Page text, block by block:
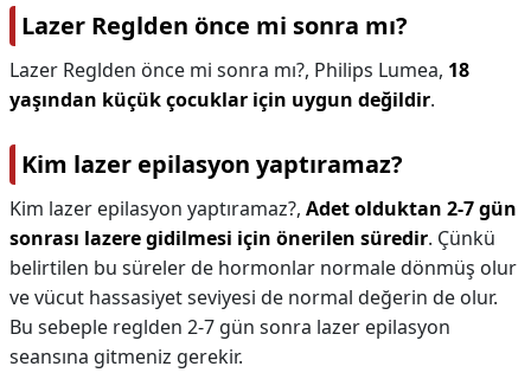
Lazer Reglden önce mi sonra mı?
Lazer Reglden önce mi sonra mı?, Philips Lumea, 18
yaşından küçük çocuklar için uygun değildir.
Kim lazer epilasyon yaptıramaz?
Kim lazer epilasyon yaptıramaz?, Adet olduktan 2-7 gün
sonrası lazere gidilmesi için önerilen süredir. Çünkü
belirtilen bu süreler de hormonlar normale dönmüş olur
ve vücut hassasiyet seviyesi de normal değerin de olur.
Bu sebeple reglden 2-7 gün sonra lazer epilasyon
seansına gitmeniz gerekir.